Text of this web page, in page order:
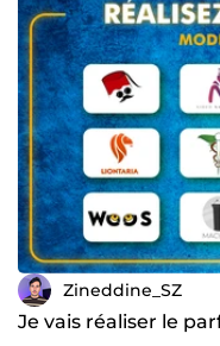
Zineddine_SZ
Je vais réaliser le